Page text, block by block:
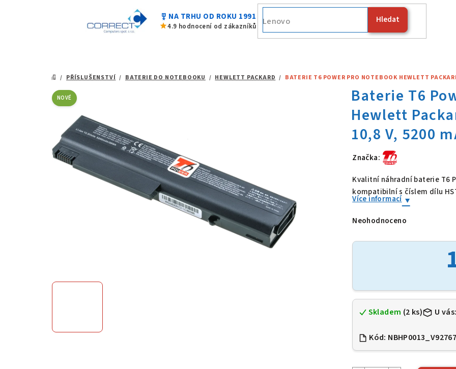
military_tech NA TRHU OD ROKU 1991
star4.9 hodnocení od zákazníků
Hledat
Fujitsu
DOMŮ
/ PŘÍSLUŠENSTVÍ / BATERIE DO NOTEBOOKU / HEWLETT PACKARD / BATERIE T6 POWER PRO NOTEBOOK HEWLETT
Značka:
Baterie T6
Kvalitní náhradní baterie T6
kompatibilní s číslem dílu
Více informací
Průměrné
produktu
je
Neohodnoceno
Skladem (2 ks) U vás:
Kód: NBHP0013_V92767
NOVÉ
hvězdiček.